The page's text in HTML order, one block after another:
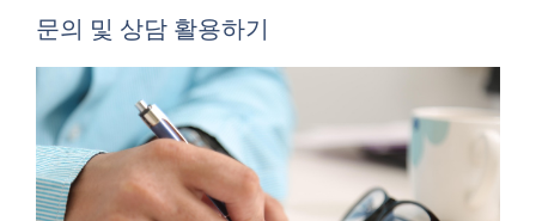
문의 및 상담 활용하기